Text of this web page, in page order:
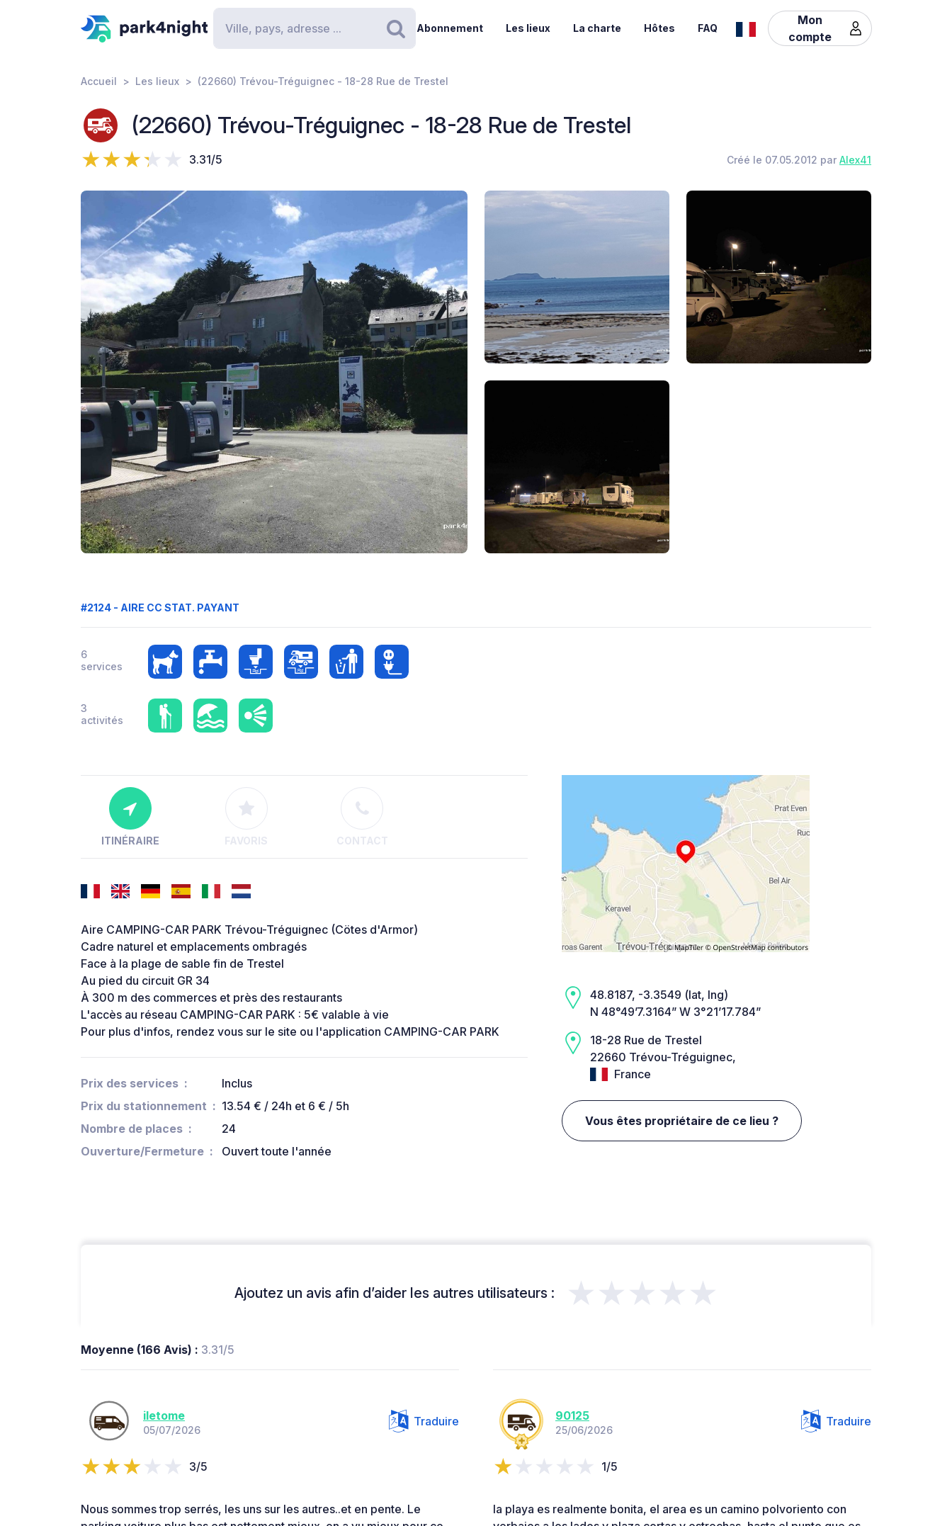
Rechercher
Abonnement Les lieux La charte Hôtes FAQ
Mon
compte
Accueil Les lieux (22660) Trévou-Tréguignec - 18-28 Rue de Trestel
(22660) Trévou-Tréguignec - 18-28 Rue de Trestel
3.31/5 Créé le 07.05.2012 par Alex41
#2124 - AIRE CC STAT. PAYANT
6
services
3
activités
ITINÉRAIRE FAVORIS CONTACT
Aire CAMPING-CAR PARK Trévou-Tréguignec (Cötes d'Armor)
Cadre naturel et emplacements ombragés
Face à la plage de sable fin de Trestel
Au pied du circuit GR 34
À 300 m des commerces et près des restaurants
L'accès au réseau CAMPING-CAR PARK : 5€ valable à vie
Pour plus d'infos, rendez vous sur le site ou l'application CAMPING-CAR PARK
Prix des services
Inclus
Prix du stationnement
13.54 € / 24h et 6 € / 5h
Nombre de places
24
Ouverture/Fermeture
Ouvert toute l'année
48.8187, -3.3549 (lat, lng)
N 48°49’7.3164” W 3°21’17.784”
18-28 Rue de Trestel
22660 Trévou-Tréguignec,
France
Vous êtes propriétaire de ce lieu ?
Ajoutez un avis afin d’aider les autres utilisateurs : ★★★★★
Moyenne (166 Avis) : 3.31/5
iletome
05/07/2026
Traduire
3/5
Nous sommes trop serrés, les uns sur les autres..et en pente. Le
90125
25/06/2026
Traduire
1/5
la playa es realmente bonita, el area es un camino polvoriento con